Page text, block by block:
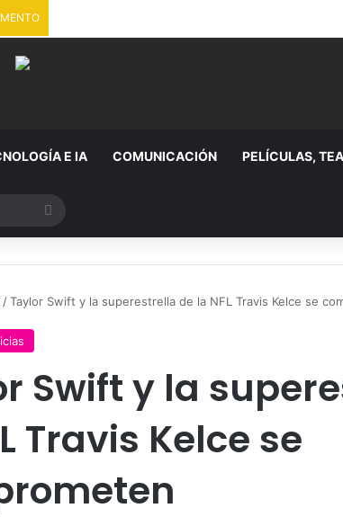
E IA COMUNICACIÓN PELÍCULAS,
Search
for
/Taylor Swift y la superestrella de la NFL Travis Kelce se
Swift y la
Travis Kelce se